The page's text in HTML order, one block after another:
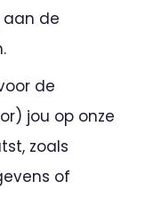
de
de
jou op onze
zoals
of